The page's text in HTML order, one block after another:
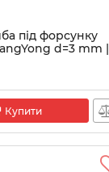
під форсунку
d=3 mm |
Купити